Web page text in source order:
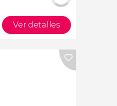
Ver detalles